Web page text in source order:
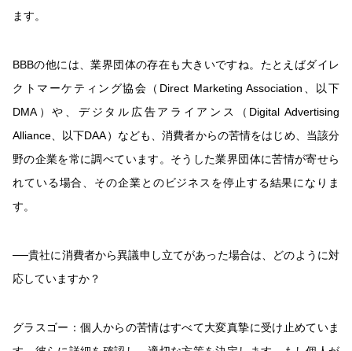
ます。
BBBの他には、業界団体の存在も大きいですね。たとえばダイレ
クトマーケティング協会（Direct Marketing Association、以下
DMA）や、デジタル広告アライアンス（Digital Advertising
Alliance、以下DAA）なども、消費者からの苦情をはじめ、当該分
野の企業を常に調べています。そうした業界団体に苦情が寄せら
れている場合、その企業とのビジネスを停止する結果になりま
す。
──貴社に消費者から異議申し立てがあった場合は、どのように対
応していますか？
グラスゴー：個人からの苦情はすべて大変真摯に受け止めていま